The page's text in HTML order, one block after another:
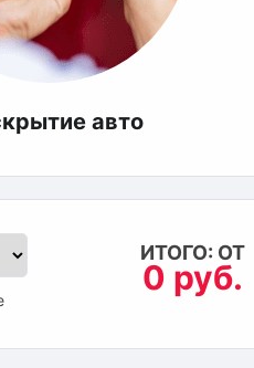
авто
ИТОГО: ОТ
0 руб.